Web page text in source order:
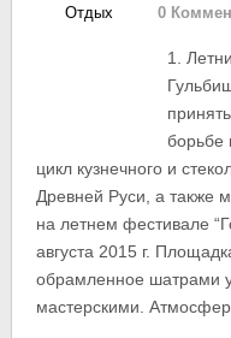
Отдых 0
1.
борьбе
цикл кузнечного и
Древней Руси, а также
на летнем фестивале
августа 2015 г.
обрамленное шатрами
мастерскими.